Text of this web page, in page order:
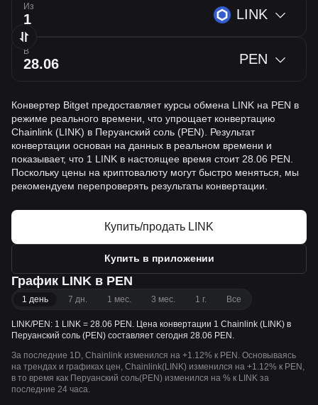
Из LINK
В PEN
Конвертер Bitget предоставляет курсы обмена LINK на PEN в
режиме реального времени, что упрощает конвертацию
Chainlink (LINK) в Перуанский соль (PEN). Результат
конвертации основан на данных в реальном времени и
показывает, что 1 LINK в настоящее время стоит 28.06 PEN.
Поскольку цены на криптовалюту могут быстро меняться, мы
рекомендуем перепроверять результаты конвертации.
Купить/продать LINK
Купить в приложении
График LINK в PEN
1 день 7 дн. 1 мес. 3 мес. 1 г. Все
LINK/PEN: 1 LINK = 28.06 PEN. Цена конвертации 1 Chainlink (LINK) в
Перуанский соль (PEN) составляет сегодня 28.06 PEN.
За последние 1D, Chainlink изменился на +1.12% к PEN. Основываясь
на трендах и графиках цен, Chainlink(LINK) изменился на +1.12% к PEN,
в то время как Перуанский соль(PEN) изменился на % к LINK за
последние 24 часа.